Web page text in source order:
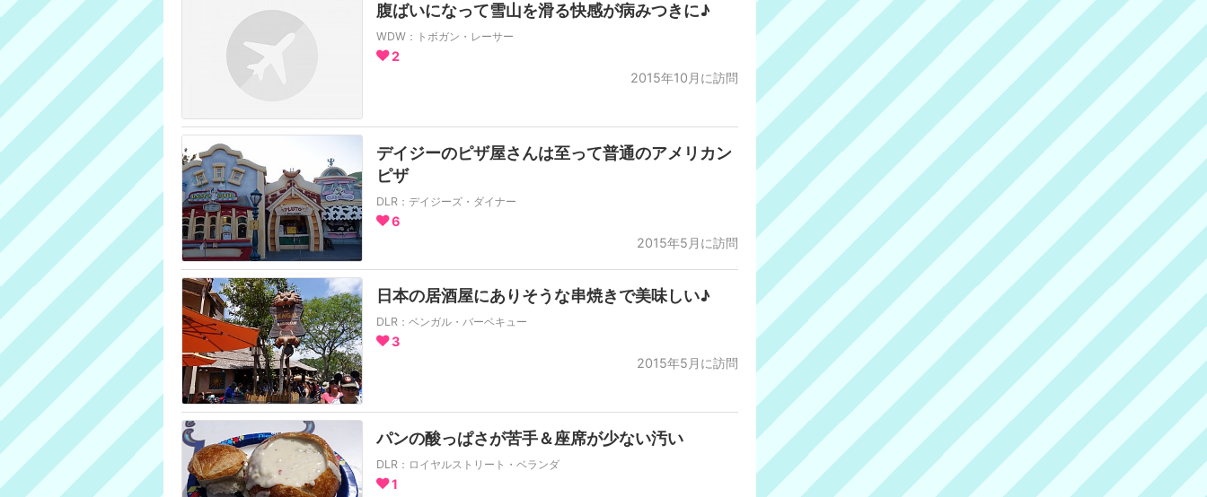
腹ばいになって雪山を滑る快感が病みつきに♪
WDW：トボガン・レーサー
2
2015年10月に訪問
デイジーのピザ屋さんは至って普通のアメリカン
ピザ
DLR：デイジーズ・ダイナー
6
2015年5月に訪問
日本の居酒屋にありそうな串焼きで美味しい♪
DLR：ベンガル・バーベキュー
3
2015年5月に訪問
パンの酸っぱさが苦手＆座席が少ない汚い
DLR：ロイヤルストリート・ベランダ
1